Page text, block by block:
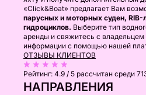
«Click&Boat» предлагает Вам
парусных и моторных суден, RIB-
гидроциклов. Выберите тип
аренды и свяжитесь с владельцем
информации с помощью нашей
ОТЗЫВЫ КЛИЕНТОВ
Рейтинг: 4.9 / 5 рассчитан среди
НАПРАВЛЕНИЯ